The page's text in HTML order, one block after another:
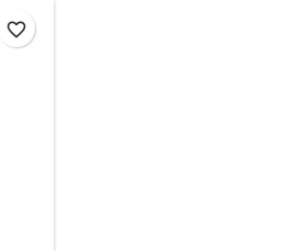
favorite_border